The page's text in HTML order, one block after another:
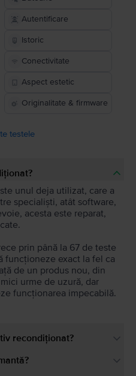
Autentificare
Istoric
Conectivitate
Aspect estetic
Originalitate & firmware
testele
unul deja utilizat, care a
specialiști, atât software,
acesta este reparat,
prin până la 67 de teste
funcționeze exact la fel ca
de un produs nou, din
urme de uzură, dar
funcționarea impecabilă.
recondiționat?